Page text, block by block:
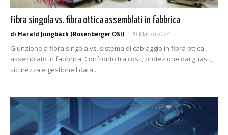
Fibra singola vs. fibra ottica assemblati in fabbrica
di Harald Jungbäck (Rosenberger OSI) - 20 Marzo 2024
Giunzione a fibra singola vs. sistema di cablaggio in fibra ottica
assemblato in fabbrica. Confronto tra costi, protezione dai guasti,
sicurezza e gestione I data...